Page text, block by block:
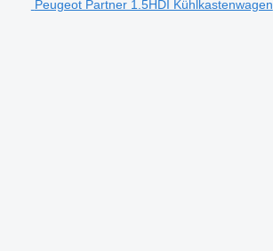
Peugeot Partner 1.5HDI Kühlkastenwagen